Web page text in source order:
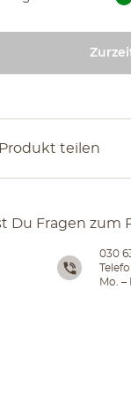
teilen
Du Fragen zum
030
Mo. –